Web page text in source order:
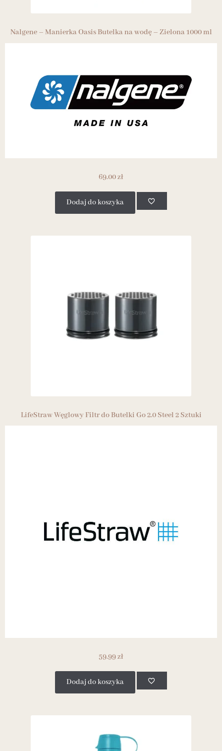
Nalgene – Manierka Oasis Butelka na wodę – Zielona 1000 ml
69.00zł
Dodaj do koszyka
LifeStraw Węglowy Filtr do Butelki Go 2.0 Steel 2 Sztuki
59.99zł
Dodaj do koszyka